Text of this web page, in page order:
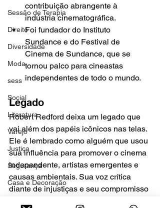
Sessão de Terapia
Direito
Diversidade
Moda
sess
Social
Literatura
Varejo
Justiça
Segurança
Casa e Decoração
contribuição abrangente à
indústria cinematográfica.
Foi fundador do Instituto
Sundance e do Festival de
Cinema de Sundance, que se
tornou palco para cineastas
independentes de todo o mundo.
Legado
Robert Redford deixa um legado que
vai além dos papéis icônicos nas telas.
Ele é lembrado como alguém que usou
sua influência para promover o cinema
independente, artistas emergentes e
causas ambientais. Sua voz crítica
diante de injustiças e seu compromisso